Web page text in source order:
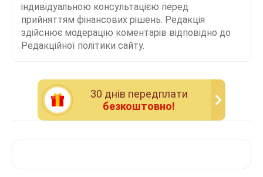
індивідуальною консультацією перед
прийняттям фінансових рішень. Редакція
здійснює модерацію коментарів відповідно до
Редакційної політики сайту.
30 днiв передплати
безкоштовно!